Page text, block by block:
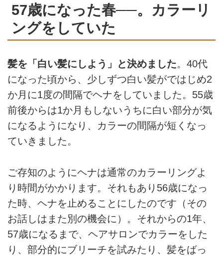
57歳になった春──。カラーリ
ングをしていた
髪を「⽩い髪にしよう」と決めました。40代
になった頃から、少しずつ⽩い髪がではじめ2
か⽉に1度の間隔でヘナをしていました。55歳
前後からは1か⽉もしないうちに⽩い部分が気
になるようになり、カラーの間隔が短くなっ
ていきました。
ご存知のようにヘナは通常のカラーリングよ
り時間がかかります。それもあり56歳になっ
た時、ヘナを⽌めることにしたのです（その
お話しはまた別の機会に）。それからの1年、
57歳になるまで、ヘアサロンでカラーをした
り、部分的にブリーチを試みたり、髪をばっ